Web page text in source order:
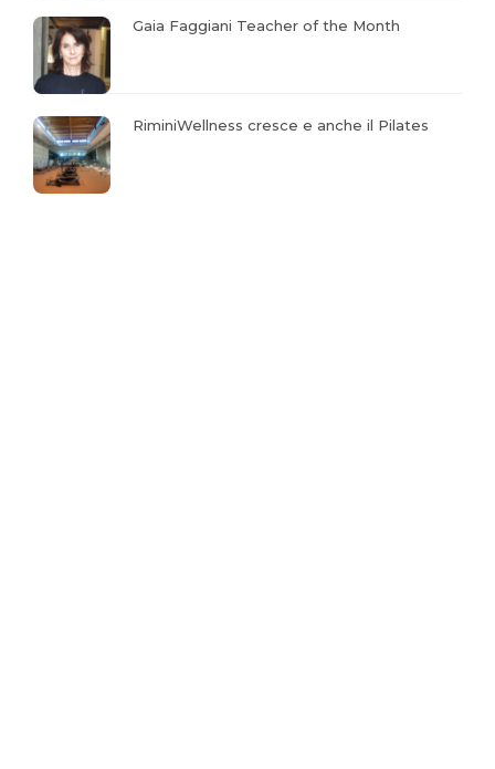
Gaia Faggiani Teacher of the Month
RiminiWellness cresce e anche il Pilates